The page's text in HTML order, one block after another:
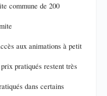
commune de 200
aux animations à petit
pratiqués restent très
dans certains